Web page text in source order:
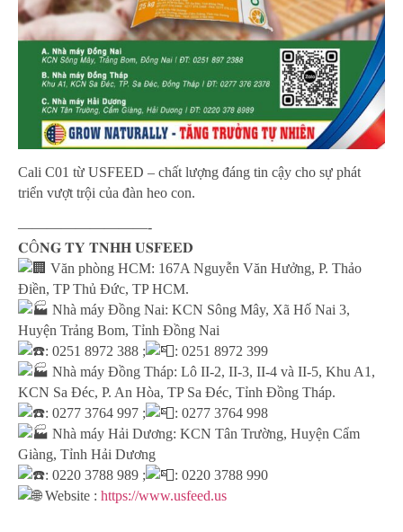
Cali C01 từ USFEED – chất lượng đáng tin cậy cho sự phát
triển vượt trội của đàn heo con.
—————————-
𝐂Ô𝐍𝐆 𝐓𝐘 𝐓𝐍𝐇𝐇 𝐔𝐒𝐅𝐄𝐄𝐃
Văn phòng HCM: 167A Nguyễn Văn Hưởng, P. Thảo
Điền, TP Thủ Đức, TP HCM.
Nhà máy Đồng Nai: KCN Sông Mây, Xã Hố Nai 3,
Huyện Trảng Bom, Tỉnh Đồng Nai
: 0251 8972 388 ;
: 0251 8972 399
Nhà máy Đồng Tháp: Lô II-2, II-3, II-4 và II-5, Khu A1,
KCN Sa Đéc, P. An Hòa, TP Sa Đéc, Tỉnh Đồng Tháp.
: 0277 3764 997 ;
: 0277 3764 998
Nhà máy Hải Dương: KCN Tân Trường, Huyện Cẩm
Giàng, Tỉnh Hải Dương
: 0220 3788 989 ;
: 0220 3788 990
Website : https://www.usfeed.us